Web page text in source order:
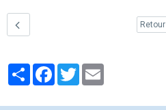
Retour
PartagerFacebook
Twitter